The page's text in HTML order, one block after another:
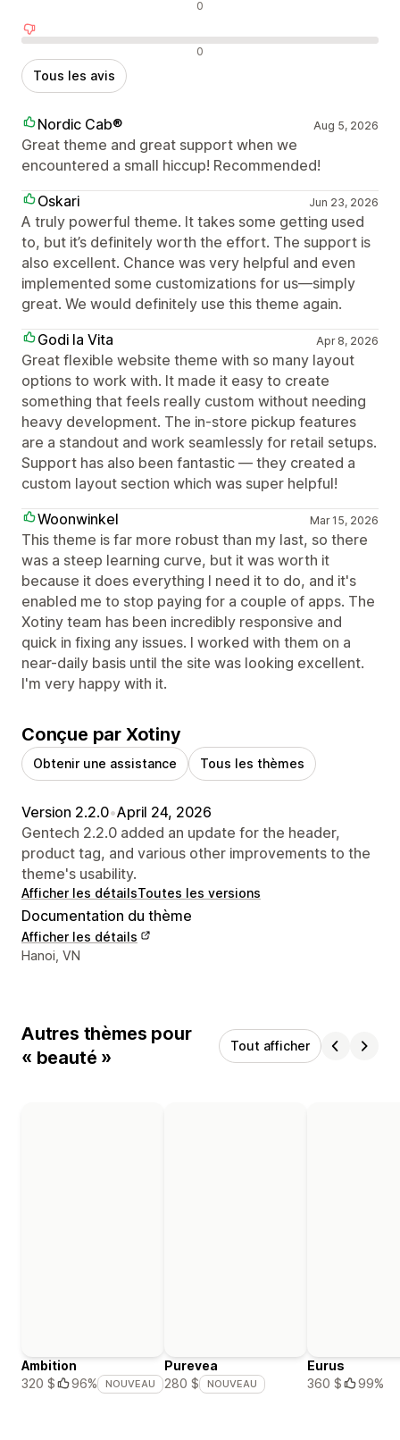
0
0
Tous les avis
Nordic Cab® Aug 5, 2026
Great theme and great support when we
encountered a small hiccup! Recommended!
Oskari
Jun 23, 2026
A truly powerful theme. It takes some getting used
to, but it’s definitely worth the effort. The support is
also excellent. Chance was very helpful and even
implemented some customizations for us—simply
great. We would definitely use this theme again.
Godi la Vita
Apr 8, 2026
Great flexible website theme with so many layout
options to work with. It made it easy to create
something that feels really custom without needing
heavy development. The in-store pickup features
are a standout and work seamlessly for retail setups.
Support has also been fantastic — they created a
custom layout section which was super helpful!
Woonwinkel
Mar 15, 2026
This theme is far more robust than my last, so there
was a steep learning curve, but it was worth it
because it does everything I need it to do, and it's
enabled me to stop paying for a couple of apps. The
Xotiny team has been incredibly responsive and
quick in fixing any issues. I worked with them on a
near-daily basis until the site was looking excellent.
I'm very happy with it.
Conçue par Xotiny
Obtenir une assistance Tous les thèmes
Version 2.2.0•April 24, 2026
Gentech 2.2.0 added an update for the header,
product tag, and various other improvements to the
theme's usability.
Afficher les détailsToutes les versions
Documentation du thème
Afficher les détails
Coordonnées du concepteur
Hanoi, VN
Autres thèmes pour
« beauté »
Tout afficher
Ambition
320 $
96% NOUVEAU
Purevea
280 $
NOUVEAU
Eurus
360 $
99%